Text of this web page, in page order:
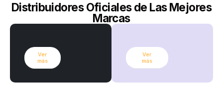
Distribuidores Oficiales de Las Mejores
Marcas
Ver
más
Ver
más